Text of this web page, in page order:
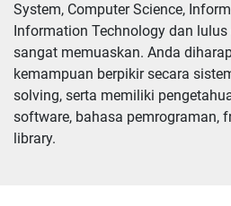
System, Computer Science,
Information Technology dan
sangat memuaskan. Anda
kemampuan berpikir secara
solving, serta memiliki
software, bahasa pemrograman,
library.